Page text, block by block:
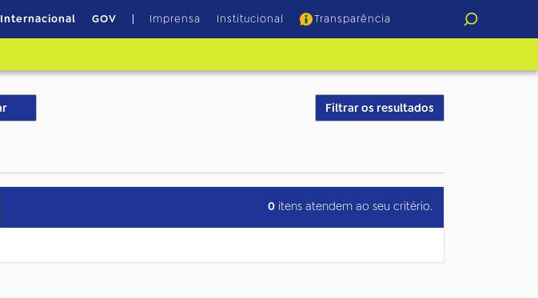
Internacional GOV Imprensa Institucional Transparência
Filtrar os resultados
0 itens atendem ao seu critério.